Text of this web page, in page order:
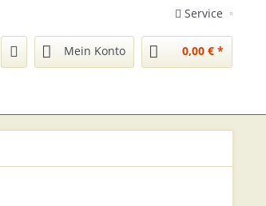
Service
Mein Konto 0,00 € *